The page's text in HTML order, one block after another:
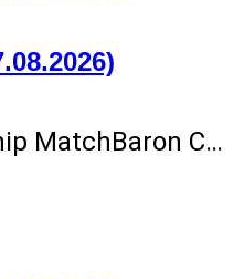
MatchBaron C…